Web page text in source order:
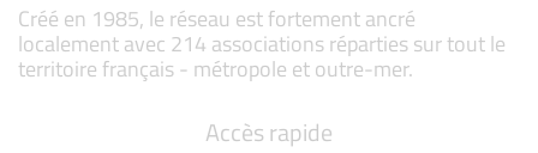
Créé en 1985, le réseau est fortement ancré
localement avec 214 associations réparties sur tout le
territoire français - métropole et outre-mer.
Accès rapide